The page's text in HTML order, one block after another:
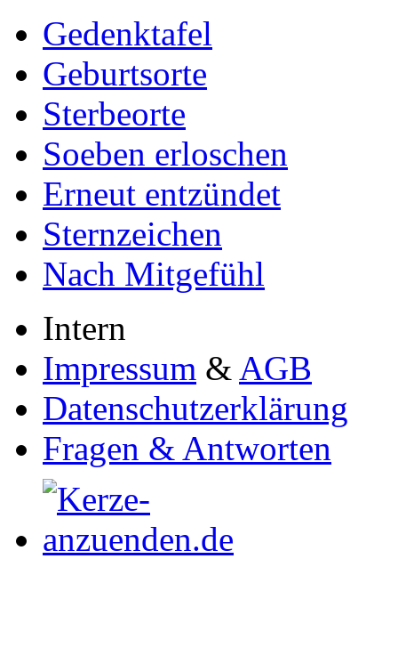
Gedenktafel
Geburtsorte
Sterbeorte
Soeben erloschen
Erneut entzündet
Sternzeichen
Nach Mitgefühl
Intern
Impressum & AGB
Datenschutzerklärung
Fragen & Antworten